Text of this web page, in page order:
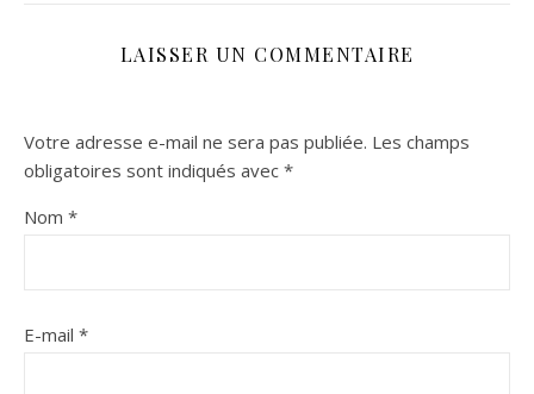
LAISSER UN COMMENTAIRE
Votre adresse e-mail ne sera pas publiée. Les champs
obligatoires sont indiqués avec *
Nom *
E-mail *